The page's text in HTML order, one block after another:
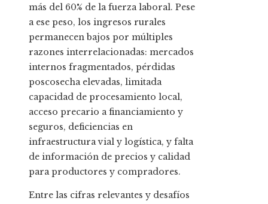
más del 60% de la fuerza laboral. Pese
a ese peso, los ingresos rurales
permanecen bajos por múltiples
razones interrelacionadas: mercados
internos fragmentados, pérdidas
poscosecha elevadas, limitada
capacidad de procesamiento local,
acceso precario a financiamiento y
seguros, deficiencias en
infraestructura vial y logística, y falta
de información de precios y calidad
para productores y compradores.
Entre las cifras relevantes y desafíos